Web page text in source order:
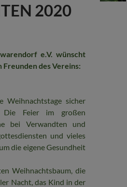
2020
e.V. wünscht
des Vereins:
Weihnachtstage sicher
Die Feier im großen
bei Verwandten und
und vieles
die eigene Gesundheit
Weihnachtsbaum, die
Nacht, das Kind in der